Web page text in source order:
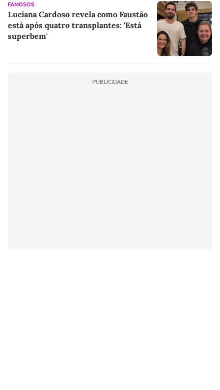
FAMOSOS
Luciana Cardoso revela como Faustão
está após quatro transplantes: 'Está
superbem'
PUBLICIDADE